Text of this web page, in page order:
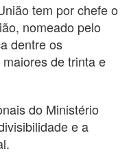
tem por chefe o
nomeado pelo
dentre os
de trinta e
do Ministério
e a